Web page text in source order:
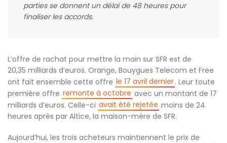
parties se donnent un délai de 48 heures pour
finaliser les accords.
L’offre de rachat pour mettre la main sur SFR est de
20,35 milliards d’euros. Orange, Bouygues Telecom et Free
ont fait ensemble cette offre le 17 avril dernier. Leur toute
première offre remonte à octobre avec un montant de 17
milliards d’euros. Celle-ci avait été rejetée moins de 24
heures après par Altice, la maison-mère de SFR.
Aujourd’hui, les trois acheteurs maintiennent le prix de